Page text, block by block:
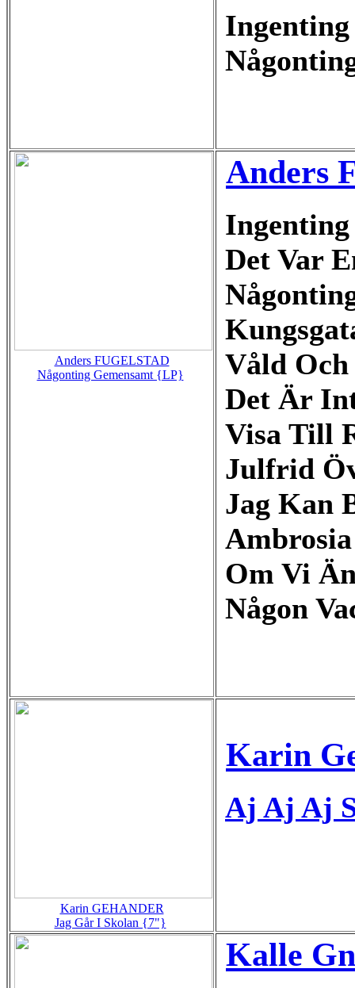
Anders FUGELSTAD
Någonting Gemensamt {LP}
Anders
Det Var
Våld
Det Är
Visa Till
Julfrid
Jag Kan
Om Vi
Någon
Karin GEHANDER
Jag Går I Skolan {7"}
Karin
Aj Aj Aj
Kalle